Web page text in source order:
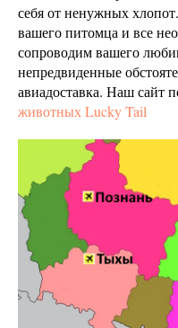
себя от ненужных
вашего питомца и все
сопроводим вашего
непредвиденные
авиадоставка. Наш сайт
животных Lucky Tail